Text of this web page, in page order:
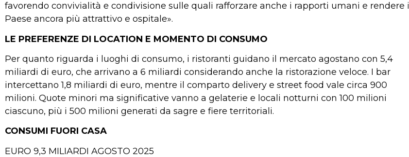
favorendo convivialità e condivisione sulle quali rafforzare anche i rapporti umani e rendere il
Paese ancora più attrattivo e ospitale».
LE PREFERENZE DI LOCATION E MOMENTO DI CONSUMO
Per quanto riguarda i luoghi di consumo, i ristoranti guidano il mercato agostano con 5,4
miliardi di euro, che arrivano a 6 miliardi considerando anche la ristorazione veloce. I bar
intercettano 1,8 miliardi di euro, mentre il comparto delivery e street food vale circa 900
milioni. Quote minori ma significative vanno a gelaterie e locali notturni con 100 milioni
ciascuno, più i 500 milioni generati da sagre e fiere territoriali.
CONSUMI FUORI CASA
EURO 9,3 MILIARDI AGOSTO 2025